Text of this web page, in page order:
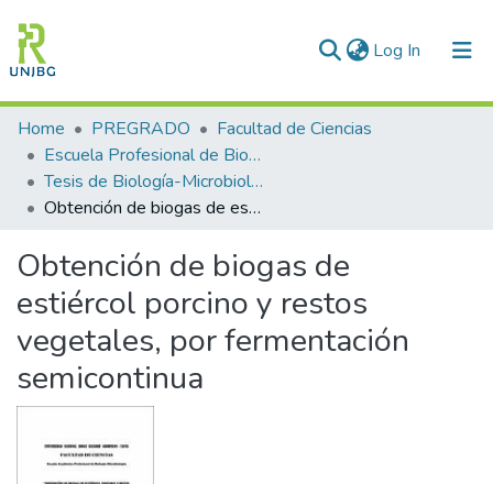
Log In (current)
Communities & Collections
All of DSpace
Statistics
Enviar tesis
Home PREGRADO
Facultad de Ciencias
Escuela Profesional de Biología-Microbiología
Tesis de Biología-Microbiología
Obtención de biogas de estiércol porcino y restos vegetales, por fermentación semicontinua
Obtención de biogas de
estiércol porcino y restos
vegetales, por fermentación
semicontinua